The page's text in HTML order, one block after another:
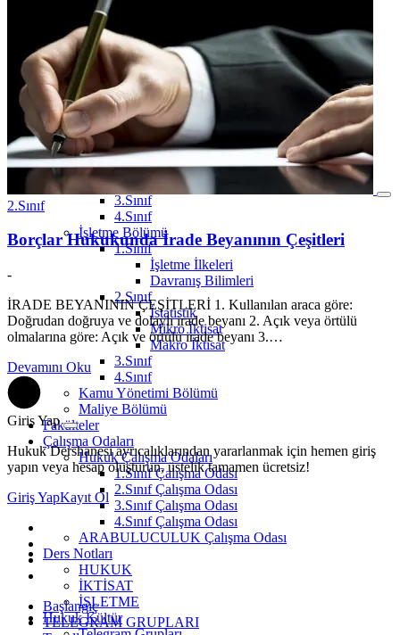
Borçlar Hukuku (Genel)
Finansal Muhasebe
Genel İşletme
Hukuka Giriş
İktisat
İktisat Sosyolojisi
Sosyolojiye Giriş
Temel Bilgi Teknolojileri
Yönetim ve Organizasyon
2.Sınıf
İstatistik
3.Sınıf
4.Sınıf
İşletme Bölümü
1.Sınıf
İşletme İlkeleri
Davranış Bilimleri
2.Sınıf
İstatistik
Mikro İktisat
Makro İktisat
3.Sınıf
4.Sınıf
Kamu Yönetimi Bölümü
Maliye Bölümü
Fakülteler
Çalışma Odaları
Hukuk Çalışma Odaları
1.Sınıf Çalışma Odası
2.Sınıf Çalışma Odası
3.Sınıf Çalışma Odası
4.Sınıf Çalışma Odası
ARABULUCULUK Çalışma Odası
Ders Notları
HUKUK
İKTİSAT
İŞLETME
Hukuk Kültür
2.Sınıf
Borçlar Hukukunda İrade Beyanının Çeşitleri
-
İRADE BEYANININ ÇEŞİTLERİ 1. Kullanılan araca göre:
Doğrudan doğruya ve dolaylı irade beyanı 2. Açık veya örtülü
olmalarına göre: Açık ve örtülü irade beyanı 3.…
Devamını Oku
Giriş Yap
Hukuk Dershanesi ayrıcalıklarından yararlanmak için hemen giriş
yapın veya hesap oluşturun, üstelik tamamen ücretsiz!
Giriş YapKayıt Ol
Başlangıç
TELEGRAM GRUPLARI